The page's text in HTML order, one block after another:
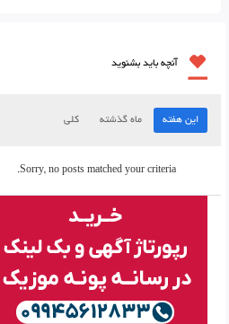
آنچه باید بشنوید
این هفته ماه گذشته کلی
Sorry, no posts matched your criteria.